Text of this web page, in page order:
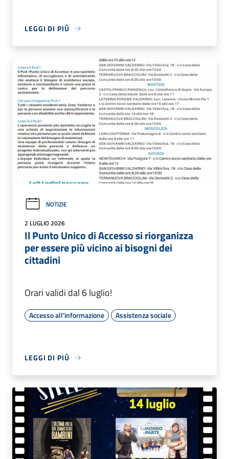
LEGGI DI PIÙ
NOTIZIE
2 LUGLIO 2026
Il Punto Unico di Accesso si riorganizza
per essere più vicino ai bisogni dei
cittadini
Orari validi dal 6 luglio!
Accesso all'informazione Assistenza sociale
LEGGI DI PIÙ